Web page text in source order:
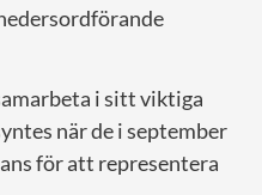
i sitt viktiga
när de i september
för att representera